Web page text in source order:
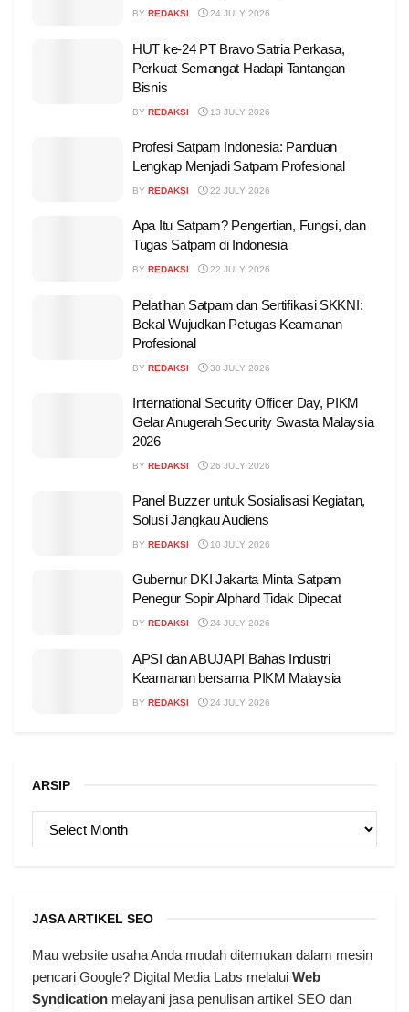
BY REDAKSI 24 JULY 2026
HUT ke-24 PT Bravo Satria Perkasa,
Perkuat Semangat Hadapi Tantangan
Bisnis
BY REDAKSI 13 JULY 2026
Profesi Satpam Indonesia: Panduan
Lengkap Menjadi Satpam Profesional
BY REDAKSI 22 JULY 2026
Apa Itu Satpam? Pengertian, Fungsi, dan
Tugas Satpam di Indonesia
BY REDAKSI 22 JULY 2026
Pelatihan Satpam dan Sertifikasi SKKNI:
Bekal Wujudkan Petugas Keamanan
Profesional
BY REDAKSI 30 JULY 2026
International Security Officer Day, PIKM
Gelar Anugerah Security Swasta Malaysia
2026
BY REDAKSI 26 JULY 2026
Panel Buzzer untuk Sosialisasi Kegiatan,
Solusi Jangkau Audiens
BY REDAKSI 10 JULY 2026
Gubernur DKI Jakarta Minta Satpam
Penegur Sopir Alphard Tidak Dipecat
BY REDAKSI 24 JULY 2026
APSI dan ABUJAPI Bahas Industri
Keamanan bersama PIKM Malaysia
BY REDAKSI 24 JULY 2026
ARSIP
JASA ARTIKEL SEO
Mau website usaha Anda mudah ditemukan dalam mesin
pencari Google? Digital Media Labs melalui Web
Syndication melayani jasa penulisan artikel SEO dan